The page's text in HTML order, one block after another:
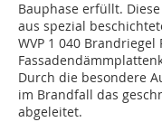
Bauphase erfüllt.
aus spezial
WVP 1 040 Brandriegel
Durch die besondere
im Brandfall das
abgeleitet.